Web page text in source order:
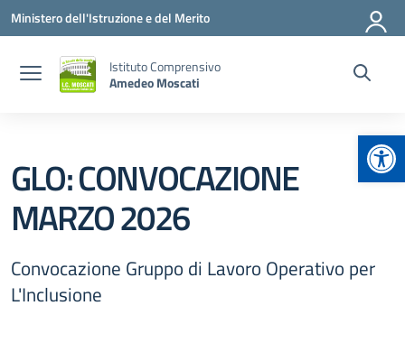
Vai ai contenuti
Vai al menu di navigazione
Vai al footer
Ministero dell'Istruzione e del Merito
Istituto Comprensivo
Amedeo Moscati
GLO: CONVOCAZIONE
MARZO 2026
Convocazione Gruppo di Lavoro Operativo per
L'Inclusione